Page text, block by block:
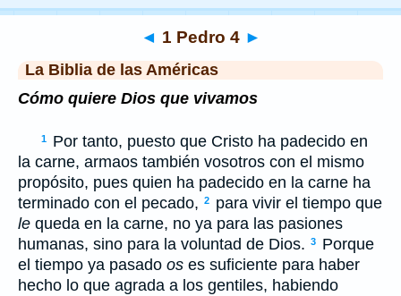
◄ 1 Pedro 4 ►
La Biblia de las Américas
Cómo quiere Dios que vivamos
1
Por tanto, puesto que Cristo ha padecido en
la carne, armaos también vosotros con el mismo
propósito, pues quien ha padecido en la carne ha
terminado con el pecado, 2
para vivir el tiempo que
le queda en la carne, no ya para las pasiones
humanas, sino para la voluntad de Dios. 3
Porque
el tiempo ya pasado os es suficiente para haber
hecho lo que agrada a los gentiles, habiendo